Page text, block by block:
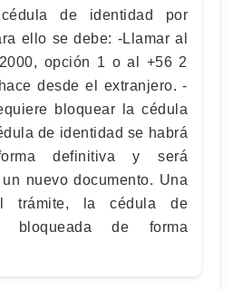
de identidad por
ello se debe: -Llamar al
opción 1 o al +56 2
desde el extranjero. -
bloquear la cédula
de identidad se habrá
definitiva y será
nuevo documento. Una
trámite, la cédula de
bloqueada de forma